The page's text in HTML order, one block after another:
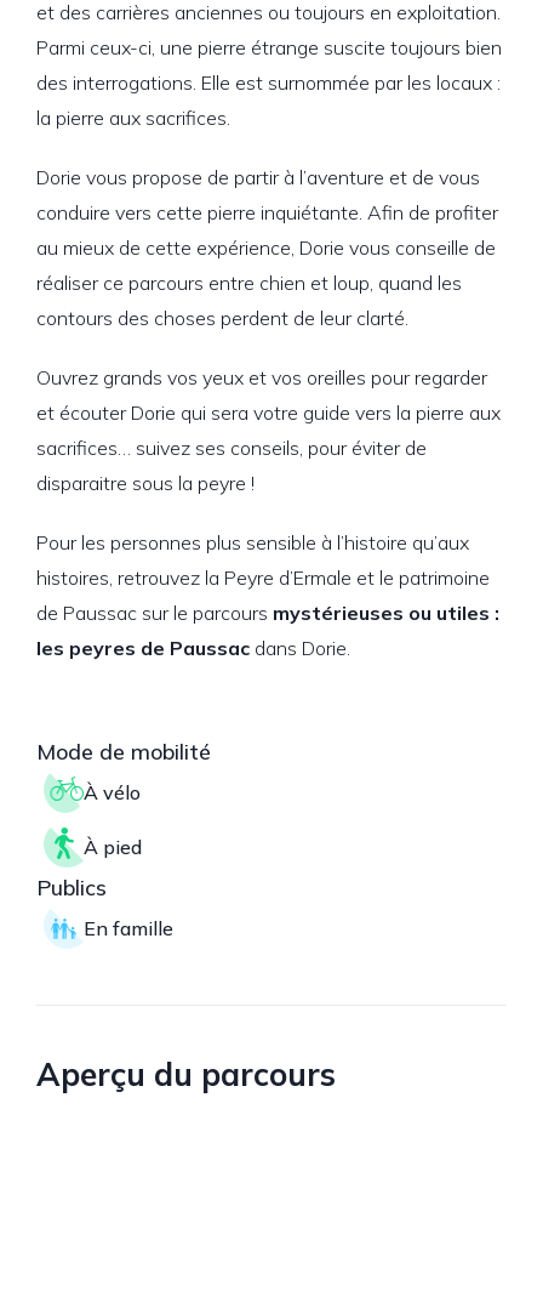
et des carrières anciennes ou toujours en exploitation.
Parmi ceux-ci, une pierre étrange suscite toujours bien
des interrogations. Elle est surnommée par les locaux :
la pierre aux sacrifices.
Dorie vous propose de partir à l’aventure et de vous
conduire vers cette pierre inquiétante. Afin de profiter
au mieux de cette expérience, Dorie vous conseille de
réaliser ce parcours entre chien et loup, quand les
contours des choses perdent de leur clarté.
Ouvrez grands vos yeux et vos oreilles pour regarder
et écouter Dorie qui sera votre guide vers la pierre aux
sacrifices… suivez ses conseils, pour éviter de
disparaitre sous la peyre !
Pour les personnes plus sensible à l’histoire qu’aux
histoires, retrouvez la Peyre d’Ermale et le patrimoine
de Paussac sur le parcours mystérieuses ou utiles :
les peyres de Paussac dans Dorie.
Mode de mobilité
À vélo
À pied
Publics
En famille
Aperçu du parcours